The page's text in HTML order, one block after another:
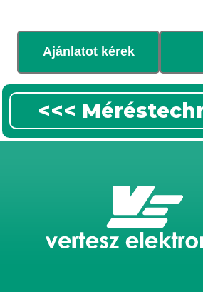
Ajánlatot kérek
<<<